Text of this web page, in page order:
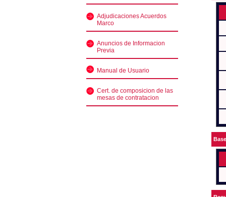
Adjudicaciones Acuerdos
Marco
Anuncios de Informacion
Previa
Manual de Usuario
Cert. de composicion de las
mesas de contratacion